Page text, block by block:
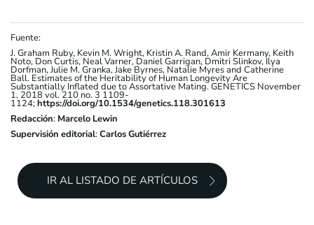
Fuente:
J. Graham Ruby, Kevin M. Wright, Kristin A. Rand, Amir Kermany, Keith
Noto, Don Curtis, Neal Varner, Daniel Garrigan, Dmitri Slinkov, Ilya
Dorfman, Julie M. Granka, Jake Byrnes, Natalie Myres and Catherine
Ball. Estimates of the Heritability of Human Longevity Are
Substantially Inflated due to Assortative Mating. GENETICS November
1, 2018 vol. 210 no. 3 1109-
1124;https://doi.org/10.1534/genetics.118.301613
Redacción: Marcelo Lewin
Supervisión editorial:Carlos Gutiérrez
IR AL LISTADO DE ARTÍCULOS